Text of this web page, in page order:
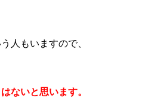
人もいますので、
ないと思います。